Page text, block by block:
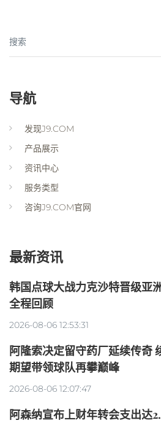
搜索
导航
发现J9.COM
产品展示
资讯中心
服务类型
咨询J9.COM官网
最新资讯
韩国点球大战力克沙特晋级亚
全程回顾
2026-08-06 12:53:31
阿隆索决定留守药厂延续传奇
期望带领球队再攀巅峰
2026-08-06 12:07:47
阿森纳宣布上财年转会支出达